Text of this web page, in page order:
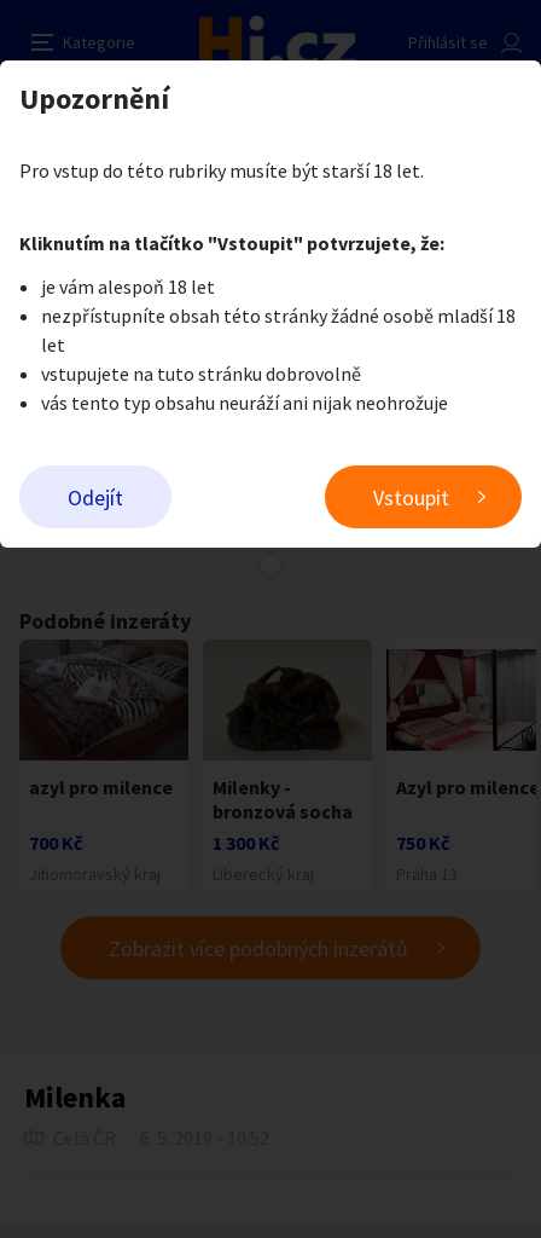
Kategorie
Přihlásit se
Auto-moto
Reality a bydlení Seznamka
Zvířata
Stroje a nářadí PC a elektro Sport a hobby
Sběratelství
Přidat inzerát
Erotika Dívky na erotické služby
Je nám líto, ale tenhle inzerát již není aktuální.
Podobné inzeráty
azyl pro milence
700 Kč
Milenky -
bronzová socha
1 300 Kč
Azyl pro milence
750 Kč
Zobrazit více podobných inzerátů
Milenka
Milenka
Kupující
Pošlete uživateli zprávu
Nahlásit inzerát
Upozornění
Pro vstup do této rubriky musíte být starší 18 let.
Kliknutím na tlačítko "Vstoupit" potvrzujete, že:
je vám alespoň 18 let
nezpřístupníte obsah této stránky žádné osobě mladší 18
let
vstupujete na tuto stránku dobrovolně
vás tento typ obsahu neuráží ani nijak neohrožuje
Odejít Vstoupit